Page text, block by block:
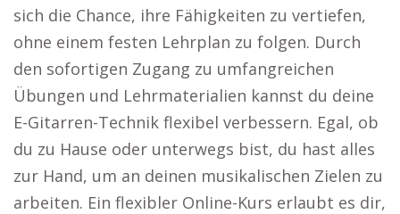
sich die Chance, ihre Fähigkeiten zu vertiefen,
ohne einem festen Lehrplan zu folgen. Durch
den sofortigen Zugang zu umfangreichen
Übungen und Lehrmaterialien kannst du deine
E-Gitarren-Technik flexibel verbessern. Egal, ob
du zu Hause oder unterwegs bist, du hast alles
zur Hand, um an deinen musikalischen Zielen zu
arbeiten. Ein flexibler Online-Kurs erlaubt es dir,